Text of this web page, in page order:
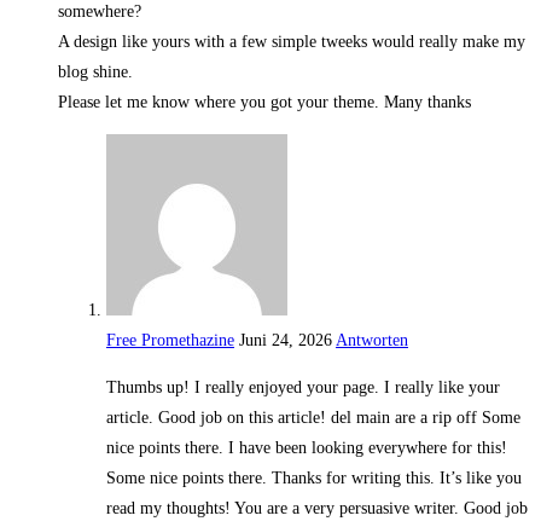
somewhere?
A design like yours with a few simple tweeks would really make my
blog shine.
Please let me know where you got your theme. Many thanks
Free Promethazine Juni 24, 2026 Antworten
Thumbs up! I really enjoyed your page. I really like your
article. Good job on this article! del main are a rip off Some
nice points there. I have been looking everywhere for this!
Some nice points there. Thanks for writing this. It’s like you
read my thoughts! You are a very persuasive writer. Good job